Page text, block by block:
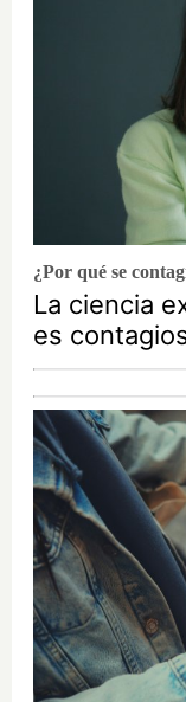
¿Por qué se
La ciencia
es